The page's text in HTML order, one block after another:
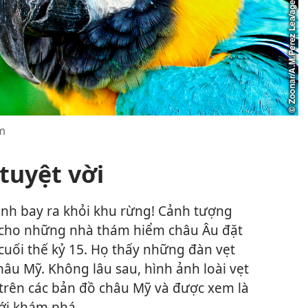
vời
bay ra khỏi khu rừng! Cảnh tượng
những nhà thám hiểm châu Âu đặt
thế kỷ 15. Họ thấy những đàn vẹt
Mỹ. Không lâu sau, hình ảnh loài vẹt
các bản đồ châu Mỹ và được xem là